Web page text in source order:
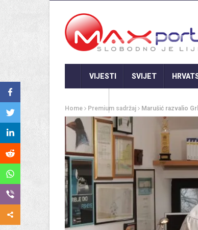
VIJESTI SVIJET
Home Premium sadržaj Marušić razvalio